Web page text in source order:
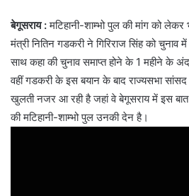
बेगूसराय :मटिहानी-शाम्भो पुल की मांग को
मंत्री नितिन गडकरी ने गिरिराज सिंह को
साथ कहा की चुनाव समाप्त होने के 1 महीने के
वहीं गडकरी के इस बयान के बाद राज्यसभा सांसद
खुलती नजर आ रही है जहां वे बेगूसराय में इस
की मटिहानी-शाम्भो पुल उनकी देन है।